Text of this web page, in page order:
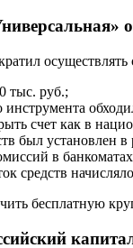
тыс. руб.;
счет как в
был установлен в
в
средств
бесплатную